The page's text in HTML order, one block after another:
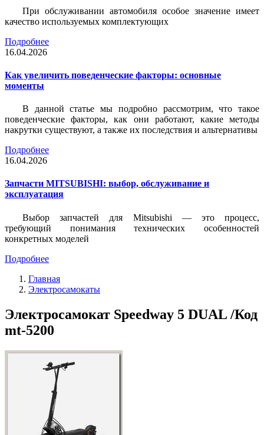
При обслуживании автомобиля особое значение имеет
качество используемых комплектующих
Подробнее
16.04.2026
Как увеличить поведенческие факторы: основные
моменты
В данной статье мы подробно рассмотрим, что такое
поведенческие факторы, как они работают, какие методы
накрутки существуют, а также их последствия и альтернативы
Подробнее
16.04.2026
Запчасти MITSUBISHI: выбор, обслуживание и
эксплуатация
Выбор запчастей для Mitsubishi — это процесс,
требующий понимания технических особенностей
конкретных моделей
Подробнее
Главная
Электросамокаты
Электросамокат Speedway 5 DUAL /Код
mt-5200